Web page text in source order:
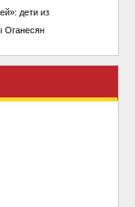
дети из
Оганесян